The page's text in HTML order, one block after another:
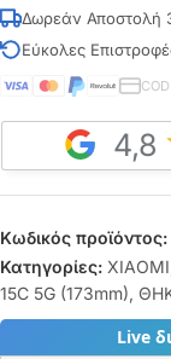
Δωρεάν Αποστολή
Εύκολες
COD
4,8
Κωδικός προϊόντος:
Κατηγορίες: XIAOMI
15C 5G (173mm),
Live